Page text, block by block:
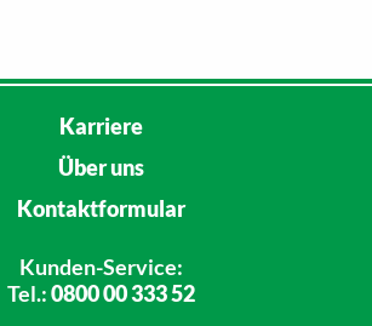
Karriere
Über uns
Kontaktformular
Kunden-Service:
Tel.:0800 00 333 52